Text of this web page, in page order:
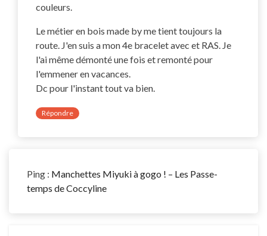
couleurs.
Le métier en bois made by me tient toujours la
route. J'en suis a mon 4e bracelet avec et RAS. Je
l'ai même démonté une fois et remonté pour
l'emmener en vacances.
Dc pour l'instant tout va bien.
Répondre
Ping : Manchettes Miyuki à gogo ! – Les Passe-
temps de Coccyline